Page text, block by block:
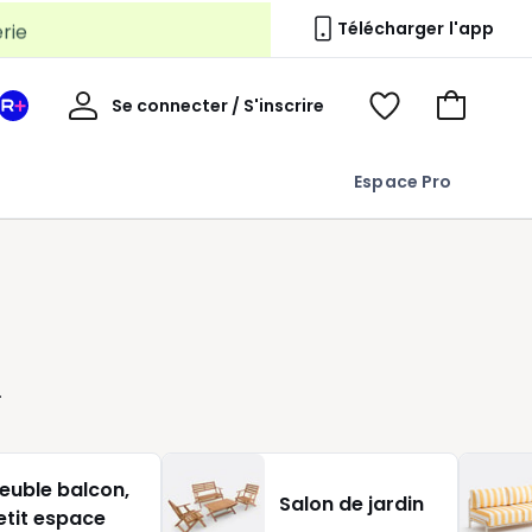
Télécharger l'app
Espace Pro
Mon
Se connecter / S'inscrire
Mon
Voir
Voir
balcon,
espace
Salon de jardin